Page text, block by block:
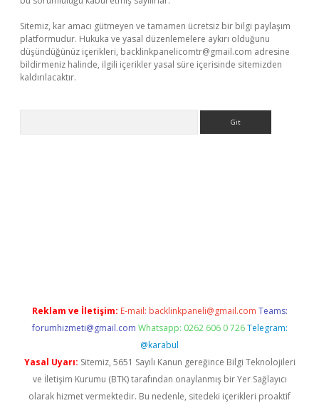
Sitemiz, kar amacı gütmeyen ve tamamen ücretsiz bir bilgi paylaşım
platformudur. Hukuka ve yasal düzenlemelere aykırı olduğunu
düşündüğünüz içerikleri, backlinkpanelicomtr@gmail.com adresine
bildirmeniz halinde, ilgili içerikler yasal süre içerisinde sitemizden
kaldırılacaktır.
Reklam ve İletişim: E-mail: backlinkpaneli@gmail.com Teams:
forumhizmeti@gmail.com Whatsapp: 0262 606 0 726 Telegram:
@karabul
Yasal Uyarı: Sitemiz, 5651 Sayılı Kanun gereğince Bilgi Teknolojileri
ve İletişim Kurumu (BTK) tarafından onaylanmış bir Yer Sağlayıcı
olarak hizmet vermektedir. Bu nedenle, sitedeki içerikleri proaktif